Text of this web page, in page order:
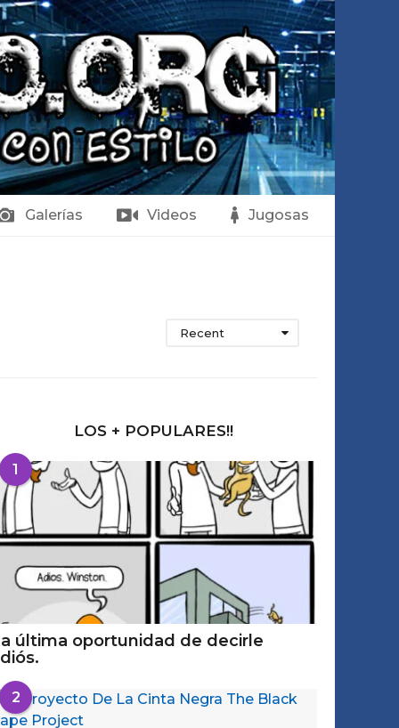
Galerías Videos Jugosas
Recent
LOS + POPULARES!!
1
última oportunidad de decirle
2